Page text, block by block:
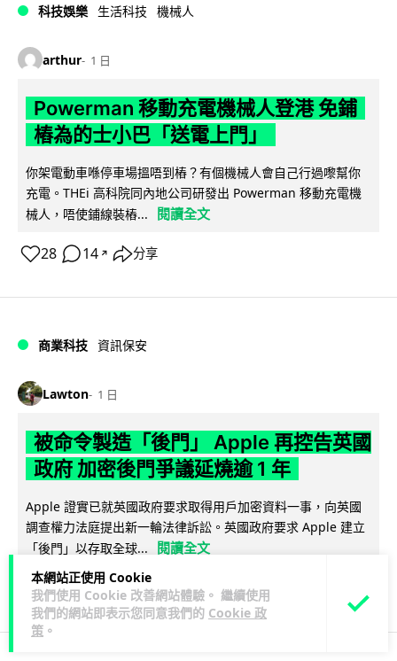
本網站正使用 Cookie
我們使用 Cookie 改善網站體驗。 繼續使用
我們的網站即表示您同意我們的 Cookie 政
策 。
科技娛樂 生活科技 機械人
arthur 1 日
Powerman 移動充電機械人登港 免鋪
樁為的士小巴「送電上門」
你架電動車喺停車場搵唔到樁？有個機械人會自己行過嚟幫你
充電。THEi 高科院同內地公司研發出 Powerman 移動充電機
械人，唔使鋪線裝樁...
閱讀全文
28 14 ↗ 分享
商業科技 資訊保安
Lawton 1 日
被命令製造「後門」 Apple 再控告英國
政府 加密後門爭議延燒逾 1 年
Apple 證實已就英國政府要求取得用戶加密資料一事，向英國
調查權力法庭提出新一輪法律訴訟。英國政府要求 Apple 建立
「後門」以存取全球...
閱讀全文
309 40 ↗ 分享